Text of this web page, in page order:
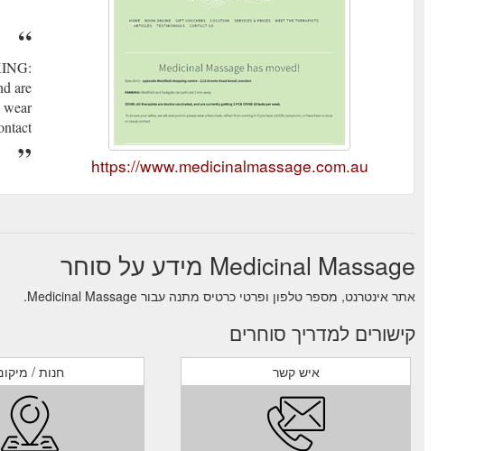
are
wear
https://www.medicinalmassage.com.au
Medicinal Massage מידע על סוחר
אתר אינטרנט, מספר טלפון ופרטי כרטיס מתנה עבור Medicinal Massage.
קישורים למדריך סוחרים
חנות / איש קשר